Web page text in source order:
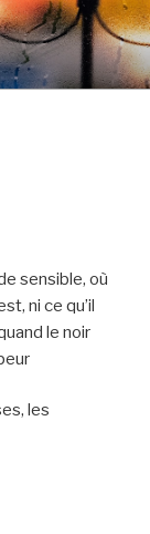
sensible, où
ni ce qu’il
le noir
les